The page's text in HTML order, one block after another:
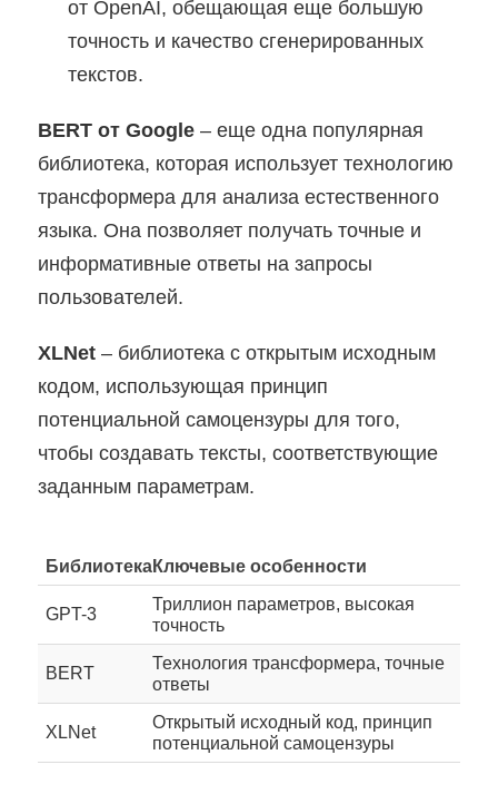
от OpenAI, обещающая еще большую
точность и качество сгенерированных
текстов.
BERT от Google– еще одна популярная
библиотека, которая использует технологию
трансформера для анализа естественного
языка. Она позволяет получать точные и
информативные ответы на запросы
пользователей.
XLNet– библиотека с открытым исходным
кодом, использующая принцип
потенциальной самоцензуры для того,
чтобы создавать тексты, соответствующие
заданным параметрам.
БиблиотекаКлючевые особенности
GPT-3
Триллион параметров, высокая
точность
BERT
Технология трансформера, точные
ответы
XLNet
Открытый исходный код, принцип
потенциальной самоцензуры